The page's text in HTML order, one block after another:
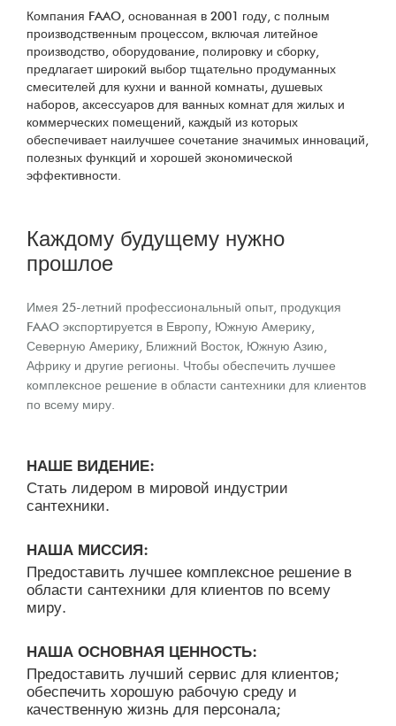
Компания FAAO, основанная в 2001 году, с полным
производственным процессом, включая литейное
производство, оборудование, полировку и сборку,
предлагает широкий выбор тщательно продуманных
смесителей для кухни и ванной комнаты, душевых
наборов, аксессуаров для ванных комнат для жилых и
коммерческих помещений, каждый из которых
обеспечивает наилучшее сочетание значимых инноваций,
полезных функций и хорошей экономической
эффективности.
Каждому будущему нужно
прошлое
Имея 25-летний профессиональный опыт, продукция
FAAO экспортируется в Европу, Южную Америку,
Северную Америку, Ближний Восток, Южную Азию,
Африку и другие регионы. Чтобы обеспечить лучшее
комплексное решение в области сантехники для клиентов
по всему миру.
НАШЕ ВИДЕНИЕ:
Стать лидером в мировой индустрии
сантехники.
НАША МИССИЯ:
Предоставить лучшее комплексное решение в
области сантехники для клиентов по всему
миру.
НАША ОСНОВНАЯ ЦЕННОСТЬ:
Предоставить лучший сервис для клиентов;
обеспечить хорошую рабочую среду и
качественную жизнь для персонала;